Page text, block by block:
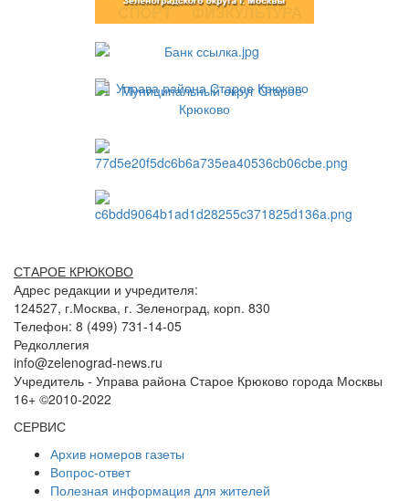
СТАРОЕ КРЮКОВО
Адрес редакции и учредителя:
124527, г.Москва, г. Зеленоград, корп. 830
Телефон: 8 (499) 731-14-05
Редколлегия
info@zelenograd-news.ru
Учредитель - Управа района Старое Крюково города Москвы
16+ ©2010-2022
СЕРВИС
Архив номеров газеты
Вопрос-ответ
Полезная информация для жителей